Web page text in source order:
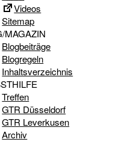
Videos
Sitemap
MAGAZIN
Blogbeiträge
Blogregeln
Inhaltsverzeichnis
Treffen
GTR Düsseldorf
GTR Leverkusen
Archiv